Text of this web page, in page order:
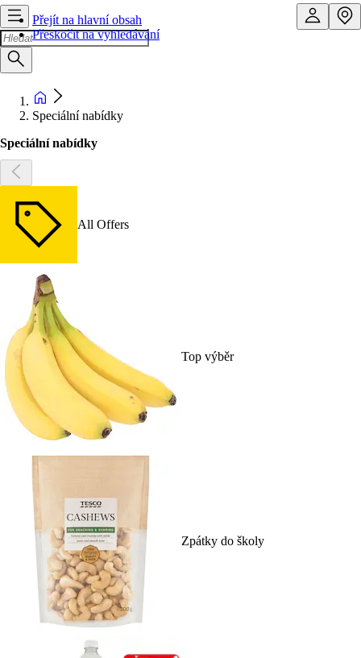
Přejít na hlavní obsah
Přeskočit na vyhledávání
Speciální nabídky
Speciální nabídky
All Offers
Top výběr
Zpátky do školy